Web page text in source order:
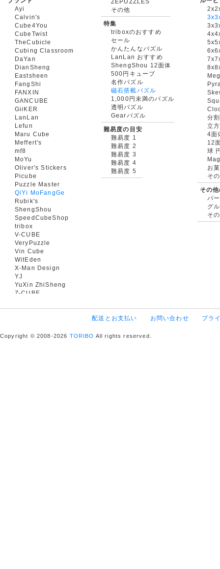
Ayi
Calvin's
Cube4You
CubeTwist
TheCubicle
Cubing Classroom
DaYan
DianSheng
Eastsheen
FangShi
FANXIN
GANCUBE
GiiKER
LanLan
Lefun
Maru Cube
Meffert's
mf8
MoYu
Oliver's Stickers
Picube
Puzzle Master
QiYi MoFangGe
Rubik's
ShengShou
SpeedCubeShop
tribox
V-CUBE
VeryPuzzle
Vin Cube
WitEden
X-Man Design
YJ
YuXin ZhiSheng
Z-CUBE
ZEPUZZLES
その他
特集
triboxのおすすめ
セール
かんたんなパズル
LanLan おすすめ
ShengShou 12面体
500円キューブ
名作パズル
磁石搭載パズル
1,000円未満のパズル
透明パズル
Gearパズル
難易度の目安
難易度 1
難易度 2
難易度 3
難易度 4
難易度 5
分
立
4面
12
球
お
そ
その
パ
グ
そ
配送とお支払い お問い合わせ プラ
Copyright © 2008-2026 TORIBO All rights reserved.